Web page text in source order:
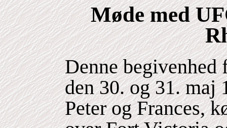
Møde med
Denne begivenhed
den 30. og 31. maj
Peter og Frances,